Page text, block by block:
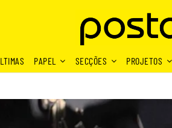
PAPEL SECÇÕES PROJETOS